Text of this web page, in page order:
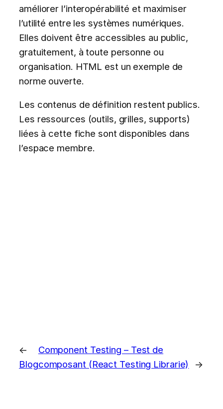
améliorer l’interopérabilité et maximiser
l’utilité entre les systèmes numériques.
Elles doivent être accessibles au public,
gratuitement, à toute personne ou
organisation. HTML est un exemple de
norme ouverte.
Les contenus de définition restent publics.
Les ressources (outils, grilles, supports)
liées à cette fiche sont disponibles dans
l’espace membre.
←
Blog
Component Testing – Test de
composant (React Testing Librarie)
→